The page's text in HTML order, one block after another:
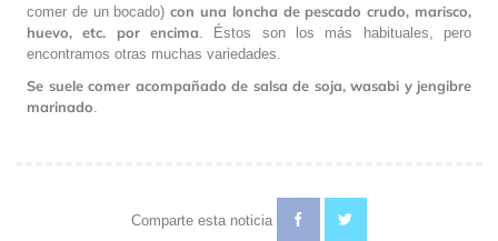
comer de un bocado)con una loncha de pescado crudo, marisco,
huevo, etc. por encima . Éstos son los más habituales, pero
encontramos otras muchas variedades.
Se suele comer acompañado de salsa de soja, wasabi y jengibre
marinado
Comparte esta noticia